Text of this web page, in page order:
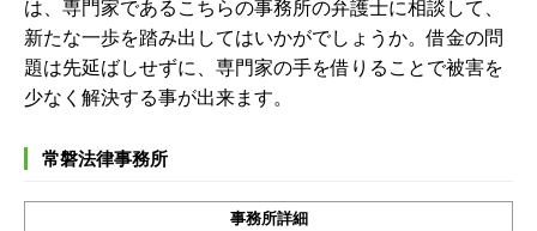
は、専門家であるこちらの事務所の弁護士に相談して、
新たな一歩を踏み出してはいかがでしょうか。借金の問
題は先延ばしせずに、専門家の手を借りることで被害を
少なく解決する事が出来ます。
常磐法律事務所
事務所詳細